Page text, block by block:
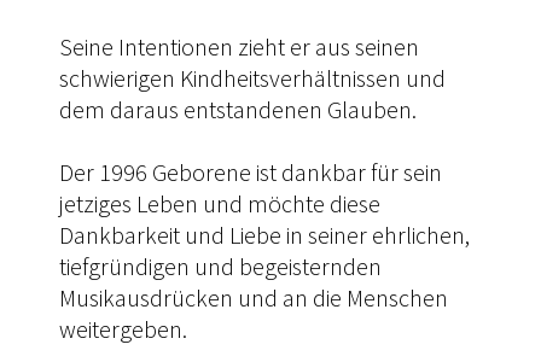
Seine Intentionen zieht er aus seinen
schwierigen Kindheitsverhältnissen und
dem daraus entstandenen Glauben.
Der 1996 Geborene ist dankbar für sein
jetziges Leben und möchte diese
Dankbarkeit und Liebe in seiner ehrlichen,
tiefgründigen und begeisternden
Musikausdrücken und an die Menschen
weitergeben.